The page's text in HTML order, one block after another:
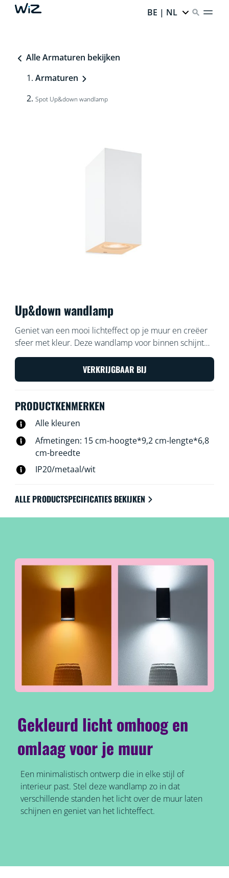
BE | NL
Alle Armaturen bekijken
Armaturen
Spot Up&down wandlamp
Up&down wandlamp
Geniet van een mooi lichteffect op je muur en creëer
sfeer met kleur. Deze wandlamp voor binnen schijnt
licht naar boven en naar beneden en dat geeft
interessante licht-, schaduw- en kleurpatronen,
waardoor je ruimte meteen karakter krijgt.
VERKRIJGBAAR BIJ
PRODUCTKENMERKEN
Alle kleuren
Afmetingen: 15 cm-hoogte*9,2 cm-lengte*6,8
cm-breedte
IP20/metaal/wit
ALLE PRODUCTSPECIFICATIES BEKIJKEN
Gekleurd licht omhoog en
omlaag voor je muur
Een minimalistisch ontwerp die in elke stijl of
interieur past. Stel deze wandlamp zo in dat
verschillende standen het licht over de muur laten
schijnen en geniet van het lichteffect.